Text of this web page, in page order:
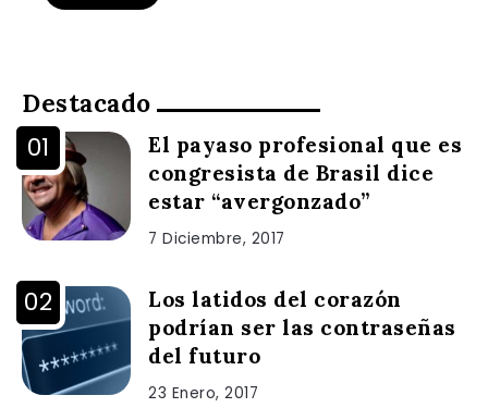
Destacado
El payaso profesional que es
congresista de Brasil dice
estar “avergonzado”
7 Diciembre, 2017
Los latidos del corazón
podrían ser las contraseñas
del futuro
23 Enero, 2017